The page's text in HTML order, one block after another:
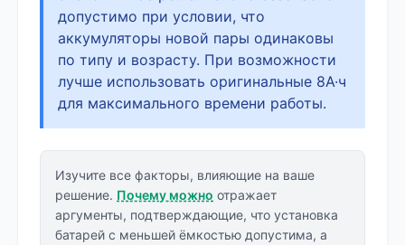
допустимо при условии, что
аккумуляторы новой пары одинаковы
по типу и возрасту. При возможности
лучше использовать оригинальные 8А·ч
для максимального времени работы.
Изучите все факторы, влияющие на ваше
решение. Почему можно отражает
аргументы, подтверждающие, что установка
батарей с меньшей ёмкостью допустима, а